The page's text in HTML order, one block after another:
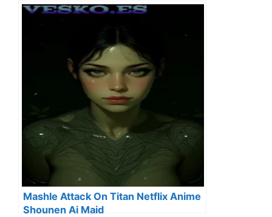
Mashle Attack On Titan Netflix Anime
Shounen Ai Maid